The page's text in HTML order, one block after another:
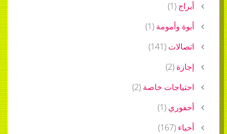
أبراج (
1
)
أبوة وأمومة (
1
)
اتصالات (
141
)
إجازة (
2
)
احتياجات خاصة (
2
)
أحفوري (
1
)
أحياء (
167
)